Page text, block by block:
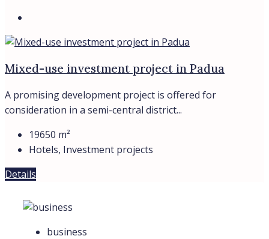
Mixed-use investment project in Padua
A promising development project is offered for
consideration in a semi-central district...
19650 m²
Hotels, Investment projects
Details
business